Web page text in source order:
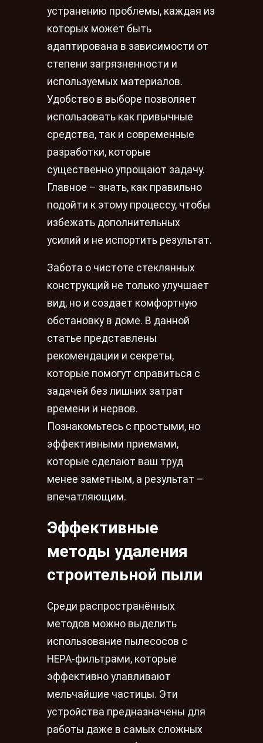
устранению проблемы, каждая из
которых может быть
адаптирована в зависимости от
степени загрязненности и
используемых материалов.
Удобство в выборе позволяет
использовать как привычные
средства, так и современные
разработки, которые
существенно упрощают задачу.
Главное – знать, как правильно
подойти к этому процессу, чтобы
избежать дополнительных
усилий и не испортить результат.
Забота о чистоте стеклянных
конструкций не только улучшает
вид, но и создает комфортную
обстановку в доме. В данной
статье представлены
рекомендации и секреты,
которые помогут справиться с
задачей без лишних затрат
времени и нервов.
Познакомьтесь с простыми, но
эффективными приемами,
которые сделают ваш труд
менее заметным, а результат –
впечатляющим.
Эффективные
методы удаления
строительной пыли
Среди распространённых
методов можно выделить
использование пылесосов с
HEPA-фильтрами, которые
эффективно улавливают
мельчайшие частицы. Эти
устройства предназначены для
работы даже в самых сложных